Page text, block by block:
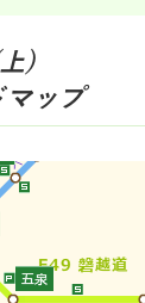
)
マップ